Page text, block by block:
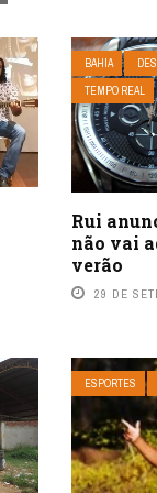
BAHIA
TEMPO REAL
Rui
não vai
verão
29 DE
ESPORTES